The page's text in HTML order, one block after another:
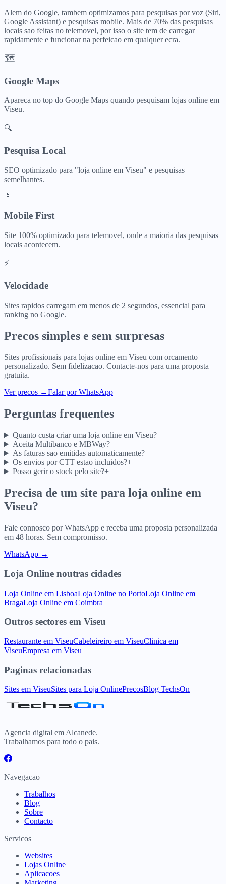
Alem do Google, tambem optimizamos para pesquisas por voz (Siri,
Google Assistant) e pesquisas mobile. Mais de 70% das pesquisas
locais sao feitas no telemovel, por isso o site tem de carregar
rapidamente e funcionar na perfeicao em qualquer ecra.
🗺️
Google Maps
Apareca no top do Google Maps quando pesquisam lojas online em
Viseu.
🔍
Pesquisa Local
SEO optimizado para "loja online em Viseu" e pesquisas
semelhantes.
📱
Mobile First
Site 100% optimizado para telemovel, onde a maioria das pesquisas
locais acontecem.
⚡
Velocidade
Sites rapidos carregam em menos de 2 segundos, essencial para
ranking no Google.
Precos simples e sem surpresas
Sites profissionais para lojas online em Viseu com orcamento
personalizado. Sem fidelizacao. Contacte-nos para uma proposta
gratuita.
Ver precos →Falar por WhatsApp
Perguntas frequentes
Quanto custa criar uma loja online em Viseu?+
Aceita Multibanco e MBWay?+
As faturas sao emitidas automaticamente?+
Os envios por CTT estao incluidos?+
Posso gerir o stock pelo site?+
Precisa de um site para loja online em
Viseu?
Fale connosco por WhatsApp e receba uma proposta personalizada
em 48 horas. Sem compromisso.
WhatsApp →
Loja Online noutras cidades
Loja Online em LisboaLoja Online no PortoLoja Online em
BragaLoja Online em Coimbra
Outros sectores em Viseu
Restaurante em ViseuCabeleireiro em ViseuClinica em
ViseuEmpresa em Viseu
Paginas relacionadas
Sites em ViseuSites para Loja OnlinePrecosBlog TechsOn
Agencia digital em Alcanede.
Trabalhamos para todo o pais.
Navegacao
Trabalhos
Blog
Sobre
Contacto
Servicos
Websites
Lojas Online
Aplicacoes